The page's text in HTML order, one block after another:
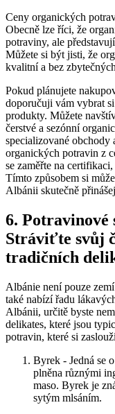
Ceny organických‌
Obecně lze říci, že
potraviny, ale
Můžete si být jisti, že
kvalitní a bez
Pokud ⁢plánujete
doporučuji vám vybrat
produkty. Můžete
čerstvé ⁤a sezónní
specializované obchody
organických potravin​ z
se zaměřte na‌
Tímto způsobem‍ si
Albánii skutečně
6.⁢ Potravinové
Stráviťte svůj⁤
tradičních
Albánie není ‌pouze
také nabízí‍ řadu
Albánii, určitě byste​
delikates, které jsou
⁤potravin, které⁢ si
Byrek ​- Jedná ​se
plněna různými
maso. Byrek je
sytým mlsáním.